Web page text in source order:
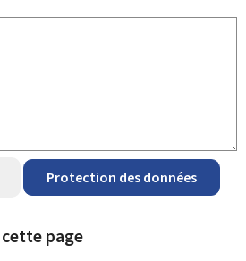
Protection des données
page